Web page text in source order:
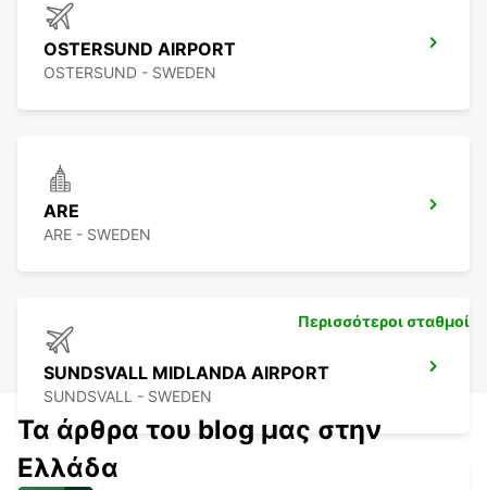
OSTERSUND AIRPORT
OSTERSUND - SWEDEN
ARE
ARE - SWEDEN
SUNDSVALL MIDLANDA AIRPORT
SUNDSVALL - SWEDEN
Περισσότεροι σταθμοί
Τα άρθρα του blog μας στην
Ελλάδα